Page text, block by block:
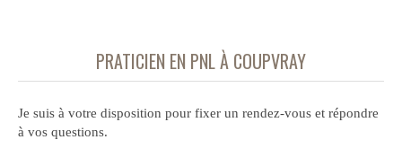
PRATICIEN EN PNL À COUPVRAY
Je suis à votre disposition pour fixer un rendez-vous et répondre
à vos questions.